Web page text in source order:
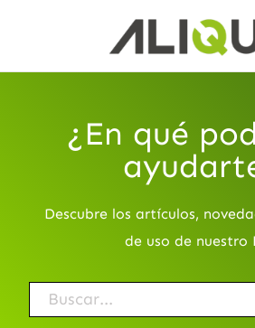
¿En qué
Descubre los artículos,
de uso de nuestro